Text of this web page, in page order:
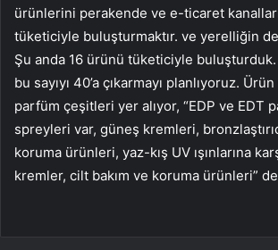
ürünlerini perakende ve e-ticaret kanalları
tüketiciyle buluşturmaktır. ve yerelliğin
Şu anda 16 ürünü tüketiciyle buluşturduk.
bu sayıyı 40’a çıkarmayı planlıyoruz.
parfüm çeşitleri yer alıyor, “EDP ve EDT
spreyleri var, güneş kremleri,
koruma ürünleri, yaz-kış UV ışınlarına
kremler, cilt bakım ve koruma ürünleri”